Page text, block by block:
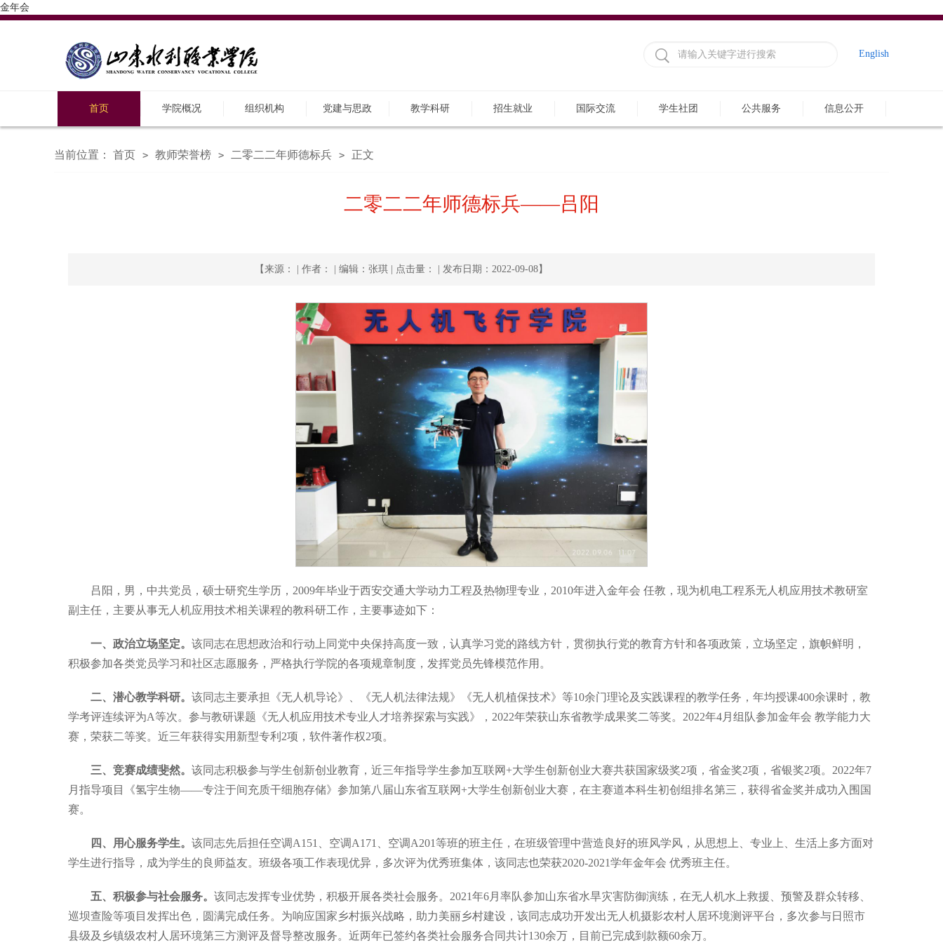
金年会
English
首页 学院概况 组织机构 党建与思政 教学科研 招生就业 国际交流 学生社团 公共服务 信息公开
当前位置： 首页 > 教师荣誉榜 > 二零二二年师德标兵 > 正文
二零二二年师德标兵——吕阳
【来源： | 作者： | 编辑：张琪 | 点击量： | 发布日期：2022-09-08】
吕阳，男，中共党员，硕士研究生学历，2009年毕业于西安交通大学动力工程及热物理专业，2010年进入金年会 任教，现为机电工程系无人机应用技术教研室
副主任，主要从事无人机应用技术相关课程的教科研工作，主要事迹如下：
一、政治立场坚定。 该同志在思想政治和行动上同党中央保持高度一致，认真学习党的路线方针，贯彻执行党的教育方针和各项政策，立场坚定，旗帜鲜明，
积极参加各类党员学习和社区志愿服务，严格执行学院的各项规章制度，发挥党员先锋模范作用。
二、潜心教学科研。 该同志主要承担《无人机导论》、《无人机法律法规》《无人机植保技术》等10余门理论及实践课程的教学任务，年均授课400余课时，教
学考评连续评为A等次。参与教研课题《无人机应用技术专业人才培养探索与实践》，2022年荣获山东省教学成果奖二等奖。2022年4月组队参加金年会 教学能力大
赛，荣获二等奖。近三年获得实用新型专利2项，软件著作权2项。
三、竞赛成绩斐然。 该同志积极参与学生创新创业教育，近三年指导学生参加互联网+大学生创新创业大赛共获国家级奖2项，省金奖2项，省银奖2项。2022年7
月指导项目《氢宇生物——专注于间充质干细胞存储》参加第八届山东省互联网+大学生创新创业大赛，在主赛道本科生初创组排名第三，获得省金奖并成功入围国
赛。
四、用心服务学生。 该同志先后担任空调A151、空调A171、空调A201等班的班主任，在班级管理中营造良好的班风学风，从思想上、专业上、生活上多方面对
学生进行指导，成为学生的良师益友。班级各项工作表现优异，多次评为优秀班集体，该同志也荣获2020-2021学年金年会 优秀班主任。
五、积极参与社会服务。 该同志发挥专业优势，积极开展各类社会服务。2021年6月率队参加山东省水旱灾害防御演练，在无人机水上救援、预警及群众转移、
巡坝查险等项目发挥出色，圆满完成任务。为响应国家乡村振兴战略，助力美丽乡村建设，该同志成功开发出无人机摄影农村人居环境测评平台，多次参与日照市
县级及乡镇级农村人居环境第三方测评及督导整改服务。近两年已签约各类社会服务合同共计130余万，目前已完成到款额60余万。